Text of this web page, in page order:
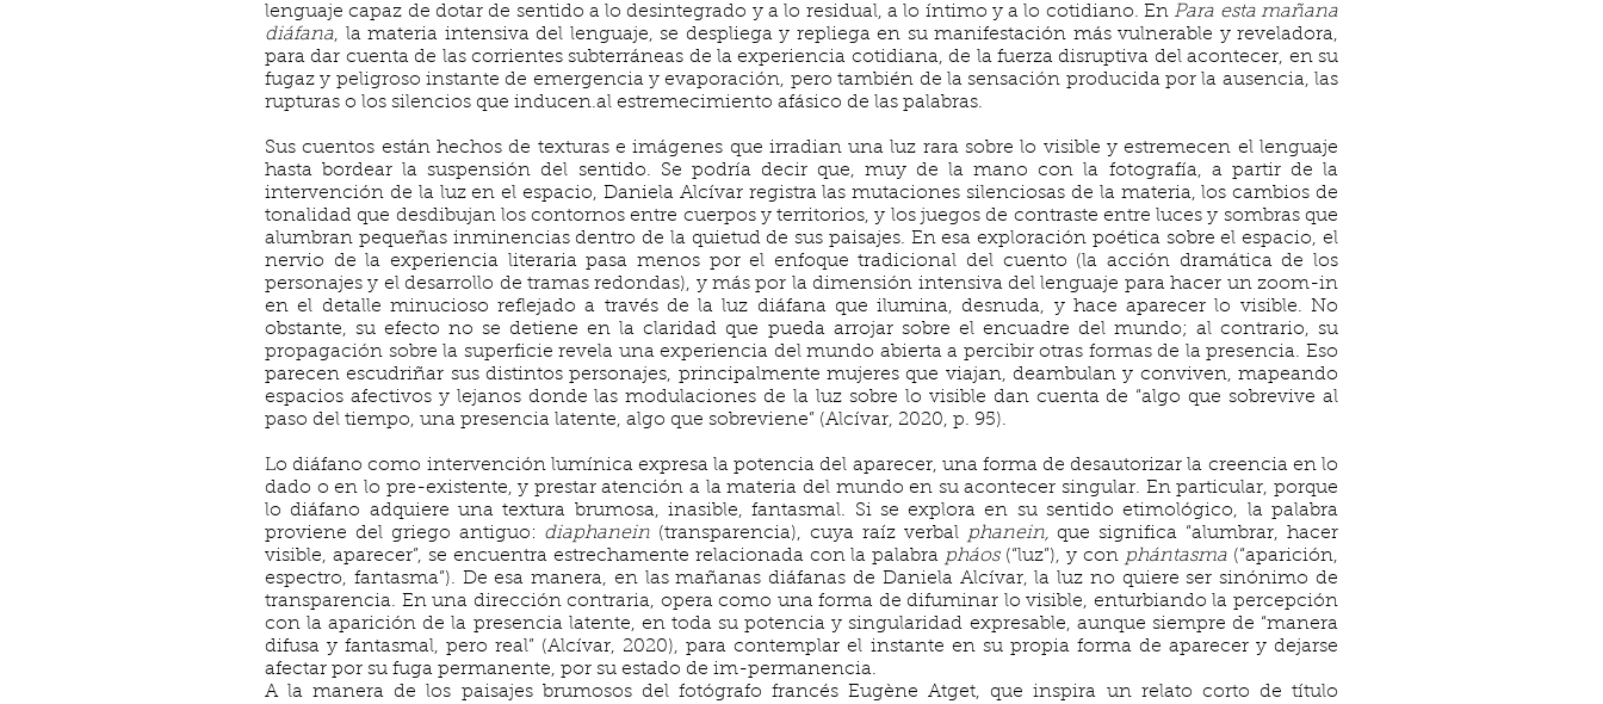
lenguaje capaz de dotar de sentido a lo desintegrado y a lo residual, a lo íntimo y a lo cotidiano. En Para esta mañana
diáfana, la materia intensiva del lenguaje, se despliega y repliega en su manifestación más vulnerable y reveladora,
para dar cuenta de las corrientes subterráneas de la experiencia cotidiana, de la fuerza disruptiva del acontecer, en su
fugaz y peligroso instante de emergencia y evaporación, pero también de la sensación producida por la ausencia, las
rupturas o los silencios que inducen.al estremecimiento afásico de las palabras.
Sus cuentos están hechos de texturas e imágenes que irradian una luz rara sobre lo visible y estremecen el lenguaje
hasta bordear la suspensión del sentido. Se podría decir que, muy de la mano con la fotografía, a partir de la
intervención de la luz en el espacio, Daniela Alcívar registra las mutaciones silenciosas de la materia, los cambios de
tonalidad que desdibujan los contornos entre cuerpos y territorios, y los juegos de contraste entre luces y sombras que
alumbran pequeñas inminencias dentro de la quietud de sus paisajes. En esa exploración poética sobre el espacio, el
nervio de la experiencia literaria pasa menos por el enfoque tradicional del cuento (la acción dramática de los
personajes y el desarrollo de tramas redondas), y más por la dimensión intensiva del lenguaje para hacer un zoom-in
en el detalle minucioso reflejado a través de la luz diáfana que ilumina, desnuda, y hace aparecer lo visible. No
obstante, su efecto no se detiene en la claridad que pueda arrojar sobre el encuadre del mundo; al contrario, su
propagación sobre la superficie revela una experiencia del mundo abierta a percibir otras formas de la presencia. Eso
parecen escudriñar sus distintos personajes, principalmente mujeres que viajan, deambulan y conviven, mapeando
espacios afectivos y lejanos donde las modulaciones de la luz sobre lo visible dan cuenta de “algo que sobrevive al
paso del tiempo, una presencia latente, algo que sobreviene” (Alcívar, 2020, p. 95).
Lo diáfano como intervención lumínica expresa la potencia del aparecer, una forma de desautorizar la creencia en lo
dado o en lo pre-existente, y prestar atención a la materia del mundo en su acontecer singular. En particular, porque
lo diáfano adquiere una textura brumosa, inasible, fantasmal. Si se explora en su sentido etimológico, la palabra
proviene del griego antiguo: diaphanein (transparencia), cuya raíz verbal phanein, que significa “alumbrar, hacer
visible, aparecer”, se encuentra estrechamente relacionada con la palabra pháos (“luz”), y con phántasma (“aparición,
espectro, fantasma”). De esa manera, en las mañanas diáfanas de Daniela Alcívar, la luz no quiere ser sinónimo de
transparencia. En una dirección contraria, opera como una forma de difuminar lo visible, enturbiando la percepción
con la aparición de la presencia latente, en toda su potencia y singularidad expresable, aunque siempre de “manera
difusa y fantasmal, pero real” (Alcívar, 2020), para contemplar el instante en su propia forma de aparecer y dejarse
afectar por su fuga permanente, por su estado de im-permanencia.
A la manera de los paisajes brumosos del fotógrafo francés Eugène Atget, que inspira un relato corto de título